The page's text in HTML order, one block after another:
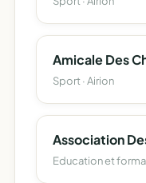
Amicale Des
Sport · Airion
Education et